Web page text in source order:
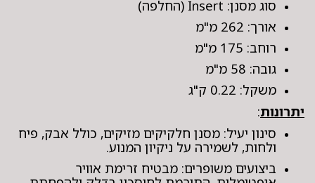
סוג מסנן: Insert (החלפה)
אורך: 262 מ"מ
רוחב: 175 מ"מ
גובה: 58 מ"מ
משקל: 0.22 ק"ג
יתרונות:
סינון יעיל: מסנן חלקיקים מזיקים, כולל אבק, פיח
ולחות, לשמירה על ניקיון המנוע.
ביצועים משופרים: מבטיח זרימת אוויר